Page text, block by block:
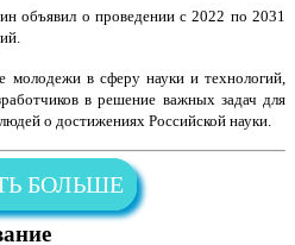
объявил о проведении с 2022 по 2031
молодежи в сферу науки и технологий,
в решение важных задач для
о достижениях Российской науки.
БОЛЬШЕ